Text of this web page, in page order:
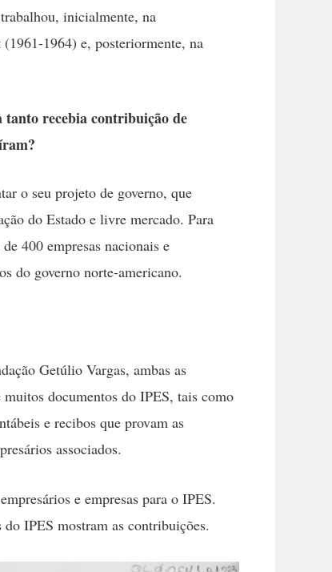
inicialmente, na
1964) e, posteriormente, na
tanto recebia contribuição de
o seu projeto de governo, que
do Estado e livre mercado. Para
400 empresas nacionais e
do governo norte-americano.
Getúlio Vargas, ambas as
documentos do IPES, tais como
e recibos que provam as
associados.
e empresas para o IPES.
do IPES mostram as contribuições.